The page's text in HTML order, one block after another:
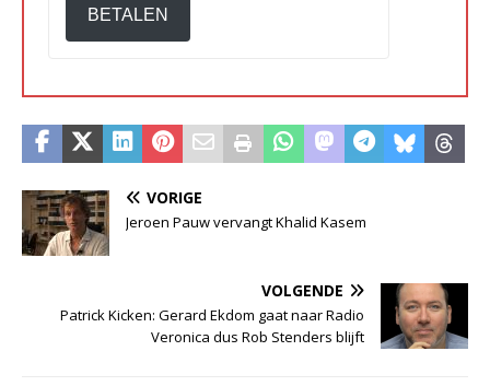
BETALEN
VORIGE
Jeroen Pauw vervangt Khalid Kasem
VOLGENDE
Patrick Kicken: Gerard Ekdom gaat naar Radio
Veronica dus Rob Stenders blijft